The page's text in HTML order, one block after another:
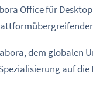
Office für
dem globalen
auf